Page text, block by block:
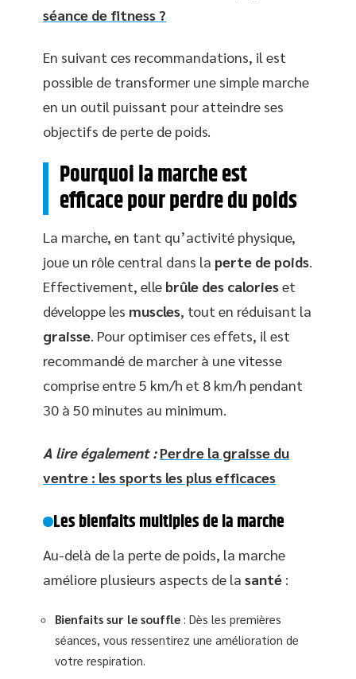
séance de fitness ?
En suivant ces recommandations, il est
possible de transformer une simple marche
en un outil puissant pour atteindre ses
objectifs de perte de poids.
Pourquoi la marche est
efficace pour perdre du poids
La marche, en tant qu’activité physique,
joue un rôle central dans la perte de poids.
Effectivement, elle brûle des calorieset
développe les muscles, tout en réduisant la
graisse. Pour optimiser ces effets, il est
recommandé de marcher à une vitesse
comprise entre 5 km/h et 8 km/h pendant
30 à 50 minutes au minimum.
A lire également : Perdre la graisse du
ventre : les sports les plus efficaces
Les bienfaits multiples de la marche
Au-delà de la perte de poids, la marche
améliore plusieurs aspects de la santé :
Bienfaits sur le souffle : Dès les premières
séances, vous ressentirez une amélioration de
votre respiration.